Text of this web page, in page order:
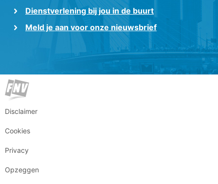
Dienstverlening bij jou in de buurt
Meld je aan voor onze nieuwsbrief
Disclaimer
Cookies
Privacy
Opzeggen